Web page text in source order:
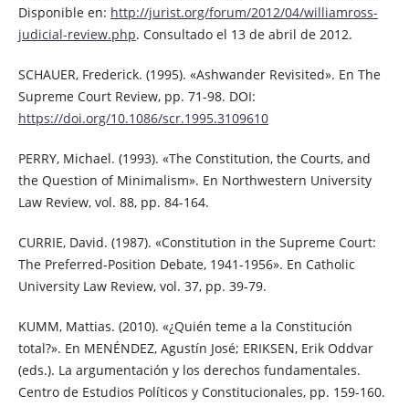
Disponible en: http://jurist.org/forum/2012/04/williamross-
judicial-review.php. Consultado el 13 de abril de 2012.
SCHAUER, Frederick. (1995). «Ashwander Revisited». En The
Supreme Court Review, pp. 71-98. DOI:
https://doi.org/10.1086/scr.1995.3109610
PERRY, Michael. (1993). «The Constitution, the Courts, and
the Question of Minimalism». En Northwestern University
Law Review, vol. 88, pp. 84-164.
CURRIE, David. (1987). «Constitution in the Supreme Court:
The Preferred-Position Debate, 1941-1956». En Catholic
University Law Review, vol. 37, pp. 39-79.
KUMM, Mattias. (2010). «¿Quién teme a la Constitución
total?». En MENÉNDEZ, Agustín José; ERIKSEN, Erik Oddvar
(eds.). La argumentación y los derechos fundamentales.
Centro de Estudios Políticos y Constitucionales, pp. 159-160.